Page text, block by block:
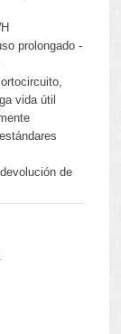
prolongado -
vida útil
de